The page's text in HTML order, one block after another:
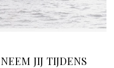
JIJ TIJDENS